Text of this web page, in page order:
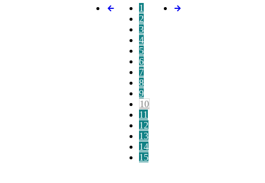
1
2
3
4
5
6
7
8
9
10
11
12
13
14
15